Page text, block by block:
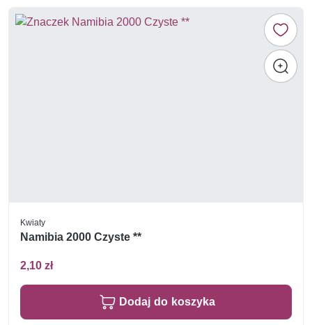
Kwiaty
Namibia 2000 Czyste **
2,10 zł
Dodaj do koszyka